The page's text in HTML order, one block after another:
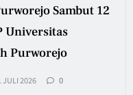
Sambut 12
Universitas
Purworejo
JULI 2026 0